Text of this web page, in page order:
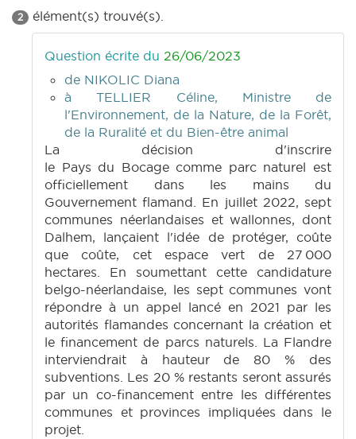
2 élément(s) trouvé(s).
Question écrite du 26/06/2023
de NIKOLIC Diana
à TELLIER Céline, Ministre de
l'Environnement, de la Nature, de la Forêt,
de la Ruralité et du Bien-être animal
La décision d'inscrire
le Pays du Bocage comme parc naturel est
officiellement dans les mains du
Gouvernement flamand. En juillet 2022, sept
communes néerlandaises et wallonnes, dont
Dalhem, lançaient l'idée de protéger, coûte
que coûte, cet espace vert de 27 000
hectares. En soumettant cette candidature
belgo-néerlandaise, les sept communes vont
répondre à un appel lancé en 2021 par les
autorités flamandes concernant la création et
le financement de parcs naturels. La Flandre
interviendrait à hauteur de 80 % des
subventions. Les 20 % restants seront assurés
par un co-financement entre les différentes
communes et provinces impliquées dans le
projet.